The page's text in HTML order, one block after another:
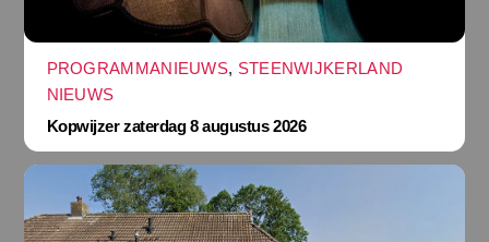
PROGRAMMANIEUWS, STEENWIJKERLAND
NIEUWS
Kopwijzer zaterdag 8 augustus 2026